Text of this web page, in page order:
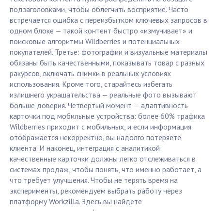
подзаголовками, чтобы облегчить восприятие. Часто
встречается ошибка с переизбытком ключевых запросов в
одном блоке — такой контент быстро «измучивает» и
поисковые алгоритмы Wildberries и потенциальных
покупателей. Третье: фотографии и визуальные материалы
обязаны быть качественными, показывать товар с разных
ракурсов, включать снимки в реальных условиях
использования. Кроме того, старайтесь избегать
излишнего украшательства — реальные фото вызывают
больше доверия. Четвертый момент — адаптивность
карточки под мобильные устройства: более 60% трафика
Wildberries приходит с мобильных, и если информация
отображается некорректно, вы надолго потеряете
клиента. И наконец, интеграция с аналитикой:
качественные карточки должны легко отслеживаться в
системах продаж, чтобы понять, что именно работает, а
что требует улучшения. Чтобы не терять время на
эксперименты, рекомендуем выбрать работу через
платформу Workzilla. Здесь вы найдете